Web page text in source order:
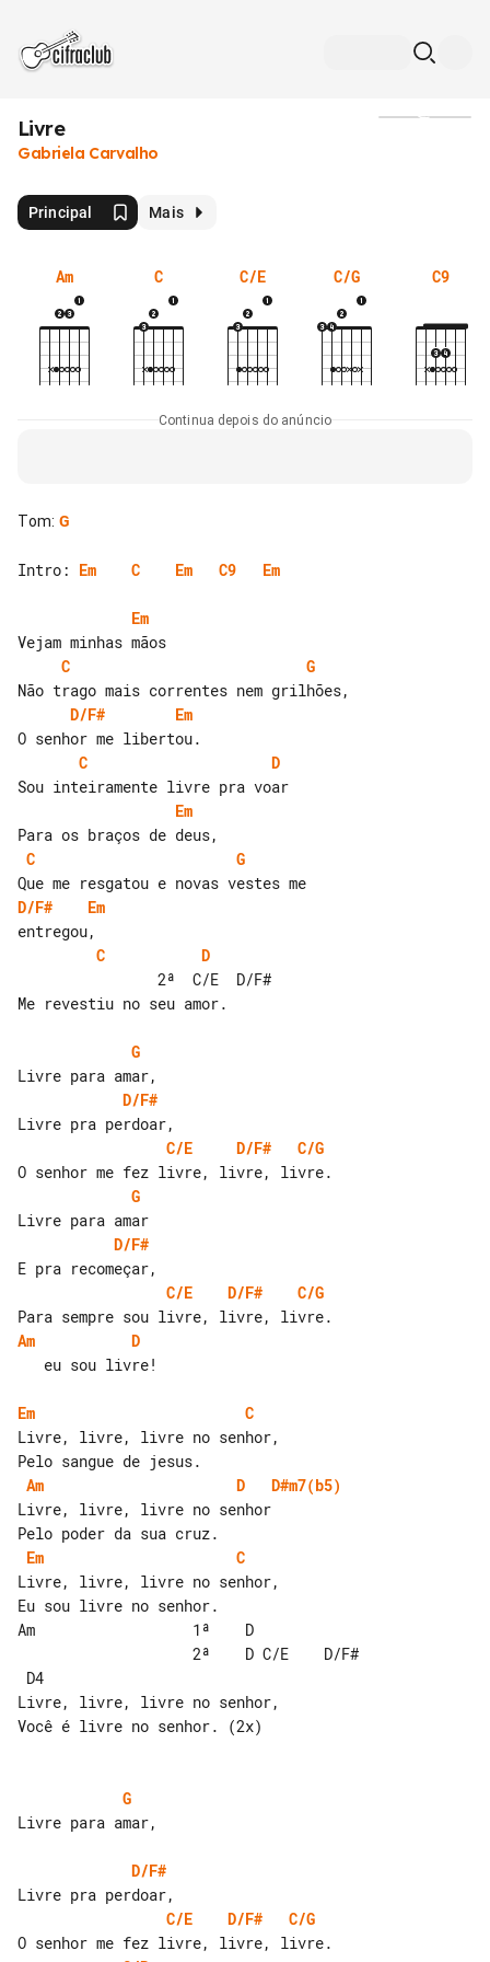
Livre
Gabriela Carvalho
Principal Mais
Am C C/E C/G C9
Continua depois do anúncio
Tom: G
Intro: Em C Em C9 Em
Em
C
G
D/F#
Em
C
D
Em
C
G
D/F#
Em
C
D
Me revestiu no seu amor.
G
D/F#
C/E
D/F#
C/G
G
D/F#
C/E
D/F#
C/G
Am
D
Em
C
Livre, livre, livre no senhor,
Am
D
D#m7(b5)
Livre, livre, livre no senhor
Em
C
Livre, livre, livre no senhor,
Eu sou livre no senhor.
Am                  1ª    D
Livre, livre, livre no senhor,
Você é livre no senhor. (2x)
G
Livre para amar,
D/F#
C/E
D/F#
C/G